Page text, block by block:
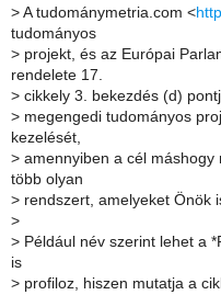
> A tudománymetria.com <
tudományos
> projekt, és az Európai
rendelete 17.
> cikkely 3. bekezdés (d)
> megengedi tudományos
kezelését,
> amennyiben a cél máshogy
több olyan
> rendszert, amelyeket Önök
>
> Például név szerint lehet a
is
> profiloz, hiszen mutatja a